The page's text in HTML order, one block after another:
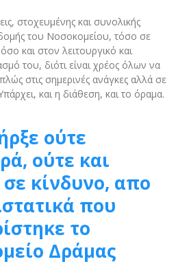
στοχευμένης και συνολικής
του Νοσοκομείου, τόσο σε
και στον λειτουργικό και
του, διότι είναι χρέος όλων να
στις σημερινές ανάγκες αλλά σε
και η διάθεση, και το όραμα.
ούτε
ούτε και
κίνδυνο, απο
που
το
Δράμας